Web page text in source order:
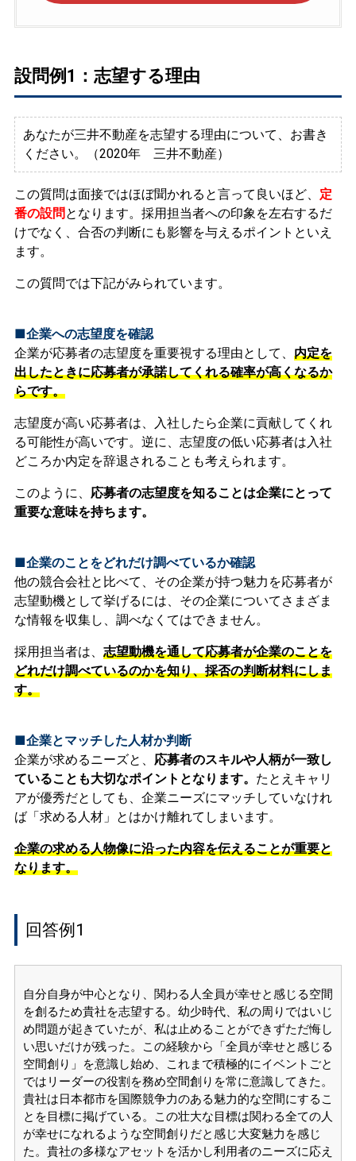
設問例1：志望する理由
あなたが三井不動産を志望する理由について、お書き
ください。（2020年 三井不動産）
この質問は面接ではほぼ聞かれると言って良いほど、 定
番の設問 となります。 採用担当者への印象を左右するだ
けでなく、合否の判断にも影響を与えるポイントといえ
ます。
この質問では下記がみられています。
■企業への志望度を確認
企業が応募者の志望度を重要視する理由として、 内定を
出したときに応募者が承諾してくれる確率が高くなるか
らです。
志望度が高い応募者は、入社したら企業に貢献してくれ
る可能性が高いです。逆に、志望度の低い応募者は入社
どころか内定を辞退されることも考えられます。
このように、 応募者の志望度を知ることは企業にとって
重要な意味を持ちます。
■企業のことをどれだけ調べているか確認
他の競合会社と比べて、その企業が持つ魅力を応募者が
志望動機として挙げるには、その企業についてさまざま
な情報を収集し、調べなくてはできません。
採用担当者は、 志望動機を通して応募者が企業のことを
どれだけ調べているのかを知り、採否の判断材料にしま
す。
■企業とマッチした人材か判断
企業が求めるニーズと、 応募者のスキルや人柄が一致し
ていることも大切なポイントとなります。 たとえキャリ
アが優秀だとしても、企業ニーズにマッチしていなけれ
ば「求める人材」とはかけ離れてしまいます。
企業の求める人物像に沿った内容を伝えることが重要と
なります。
回答例1
自分自身が中心となり、関わる人全員が幸せと感じる空間
を創るため貴社を志望する。幼少時代、私の周りではいじ
め問題が起きていたが、私は止めることができずただ悔し
い思いだけが残った。この経験から「全員が幸せと感じる
空間創り」を意識し始め、これまで積極的にイベントごと
ではリーダーの役割を務め空間創りを常に意識してきた。
貴社は日本都市を国際競争力のある魅力的な空間にするこ
とを目標に掲げている。この壮大な目標は関わる全ての人
が幸せになれるような空間創りだと感じ大変魅力を感じ
た。貴社の多様なアセットを活かし利用者のニーズに応え